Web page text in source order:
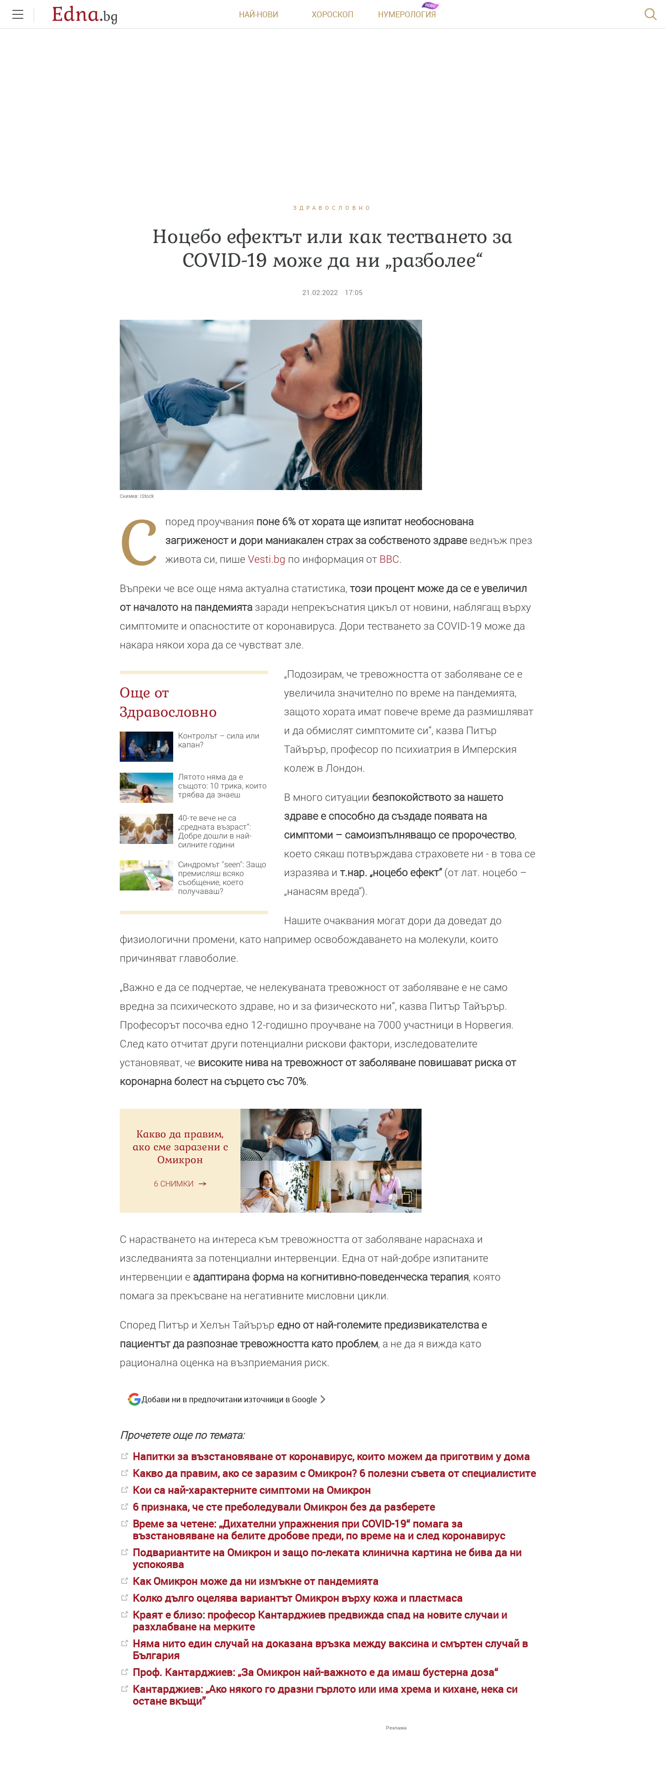
Edna.bg НАЙ-НОВИ ХОРОСКОП НУМЕРОЛОГИЯ
ЗДРАВОСЛОВНО
Ноцебо ефектът или как тестването за
COVID-19 може да ни „разболее“
21.02.2022 17:05
Снимка: iStock
С поред проучвания поне 6% от хората ще изпитат необоснована
загриженост и дори маниакален страх за собственото здраве веднъж през
живота си, пише Vesti.bg по информация от BBC.
Въпреки че все още няма актуална статистика, този процент може да се е увеличил
от началото на пандемията заради непрекъснатия цикъл от новини, наблягащ върху
симптомите и опасностите от коронавируса. Дори тестването за COVID-19 може да
накара някои хора да се чувстват зле.
Още от
Здравословно
Контролът – сила или
капан?
Лятото няма да е
същото: 10 трика, които
трябва да знаеш
40-те вече не са
„средната възраст“:
Добре дошли в най-
силните години
Синдромът "seen": Защо
премисляш всяко
съобщение, което
получаваш?
„Подозирам, че тревожността от заболяване се е
увеличила значително по време на пандемията,
защото хората имат повече време да размишляват
и да обмислят симптомите си“, казва Питър
Тайърър, професор по психиатрия в Имперския
колеж в Лондон.
В много ситуации безпокойството за нашето
здраве е способно да създаде появата на
симптоми – самоизпълняващо се пророчество,
което сякаш потвърждава страховете ни - в това се
изразява и т.нар. „ноцебо ефект“(от лат. ноцебо –
„нанасям вреда“).
Нашите очаквания могат дори да доведат до
физиологични промени, като например освобождаването на молекули, които
причиняват главоболие.
„Важно е да се подчертае, че нелекуваната тревожност от заболяване е не само
вредна за психическото здраве, но и за физическото ни“, казва Питър Тайърър.
Професорът посочва едно 12-годишно проучване на 7000 участници в Норвегия.
След като отчитат други потенциални рискови фактори, изследователите
установяват, че високите нива на тревожност от заболяване повишават риска от
коронарна болест на сърцето със 70%.
Какво да правим,
ако сме заразени с
Омикрон
6 СНИМКИ
С нарастването на интереса към тревожността от заболяване нараснаха и
изследванията за потенциални интервенции. Една от най-добре изпитаните
интервенции е адаптирана форма на когнитивно-поведенческа терапия, която
помага за прекъсване на негативните мисловни цикли.
Според Питър и Хелън Тайърър едно от най-големите предизвикателства е
пациентът да разпознае тревожността като проблем, а не да я вижда като
рационална оценка на възприемания риск.
Добави ни в предпочитани източници в Google
Прочетете още по темата:
Напитки за възстановяване от коронавирус, които можем да приготвим у дома
Какво да правим, ако се заразим с Омикрон? 6 полезни съвета от специалистите
Кои са най-характерните симптоми на Омикрон
6 признака, че сте преболедували Омикрон без да разберете
Време за четене: „Дихателни упражнения при COVID-19“ помага за
възстановяване на белите дробове преди, по време на и след коронавирус
Подвариантите на Омикрон и защо по-леката клинична картина не бива да ни
успокоява
Как Омикрон може да ни измъкне от пандемията
Колко дълго оцелява вариантът Омикрон върху кожа и пластмаса
Краят е близо: професор Кантарджиев предвижда спад на новите случаи и
разхлабване на мерките
Няма нито един случай на доказана връзка между ваксина и смъртен случай в
България
Проф. Кантарджиев: „За Омикрон най-важното е да имаш бустерна доза“
Кантарджиев: „Ако някого го дразни гърлото или има хрема и кихане, нека си
остане вкъщи”